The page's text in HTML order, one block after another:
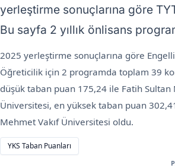
yerleştirme sonuçlarına göre
Bu sayfa 2 yıllık önlisans
2025 yerleştirme sonuçlarına göre
Öğreticilik için 2 programda toplam 39
düşük taban puan 175,24 ile Fatih Sultan
Üniversitesi, en yüksek taban puan
Mehmet Vakıf Üniversitesi oldu.
YKS Taban Puanları